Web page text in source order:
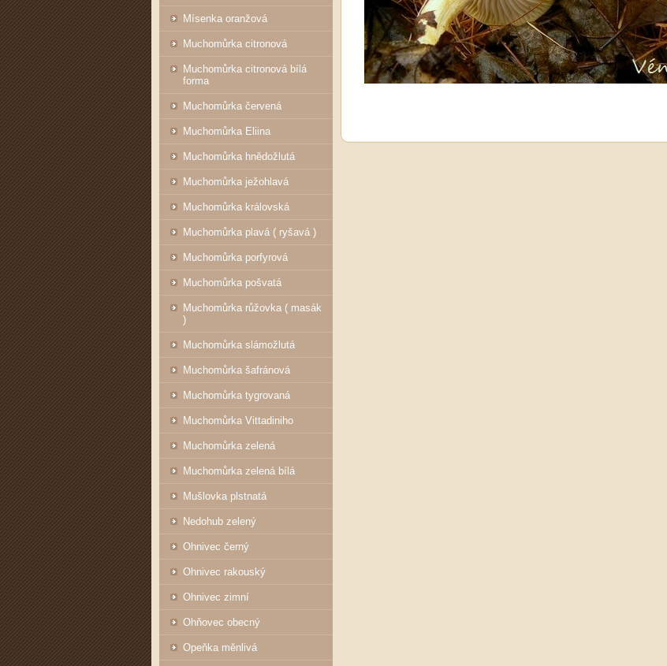
Mísenka oranžová
Muchomůrka citronová
Muchomůrka citronová bílá
forma
Muchomůrka červená
Muchomůrka Eliina
Muchomůrka hnědožlutá
Muchomůrka ježohlavá
Muchomůrka královská
Muchomůrka plavá ( ryšavá )
Muchomůrka porfyrová
Muchomůrka pošvatá
Muchomůrka růžovka ( masák
)
Muchomůrka slámožlutá
Muchomůrka šafránová
Muchomůrka tygrovaná
Muchomůrka Vittadiniho
Muchomůrka zelená
Muchomůrka zelená bílá
Mušlovka plstnatá
Nedohub zelený
Ohnivec černý
Ohnivec rakouský
Ohnivec zimní
Ohňovec obecný
Opeňka měnlivá